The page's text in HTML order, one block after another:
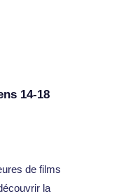
14-18
de films
la